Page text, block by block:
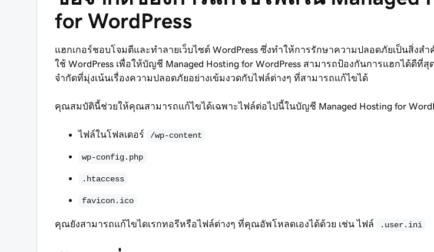
for WordPress
แฮกเกอร์ชอบโจมตีและทำลายเว็บไซต์ WordPress ซึ่งทำให้การรักษาความปลอดภัยเป็นสิ่ง
ใช้ WordPress เพื่อให้บัญชี Managed Hosting for WordPress สามารถป้องกันการแฮกได้ดีที่สุ
จำกัดที่มุ่งเน้นเรื่องความปลอดภัยอย่างเข้มงวดกับไฟล์ต่างๆ ที่สามารถแก้ไขได้
คุณสมบัตินี้ช่วยให้คุณสามารถแก้ไขได้เฉพาะไฟล์ต่อไปนี้ในบัญชี Managed Hosting for
ไฟล์ในโฟลเดอร์ /wp-content
wp-config.php
.htaccess
favicon.ico
คุณยังสามารถแก้ไขไดเรกทอรีหรือไฟล์ต่างๆ ที่คุณอัพโหลดเองได้ด้วย เช่น ไฟล์ .user.ini